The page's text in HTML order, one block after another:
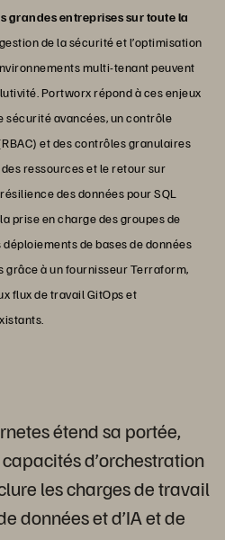
grandes entreprises sur toute la
de la sécurité et l’optimisation
multi-tenant peuvent
Portworx répond à ces enjeux
sécurité avancées, un contrôle
et des contrôles granulaires
ressources et le retour sur
des données pour SQL
prise en charge des groupes de
de bases de données
grâce à un fournisseur Terraform,
flux de travail GitOps et
étend sa portée,
d’orchestration
les charges de travail
données et d’IA et de